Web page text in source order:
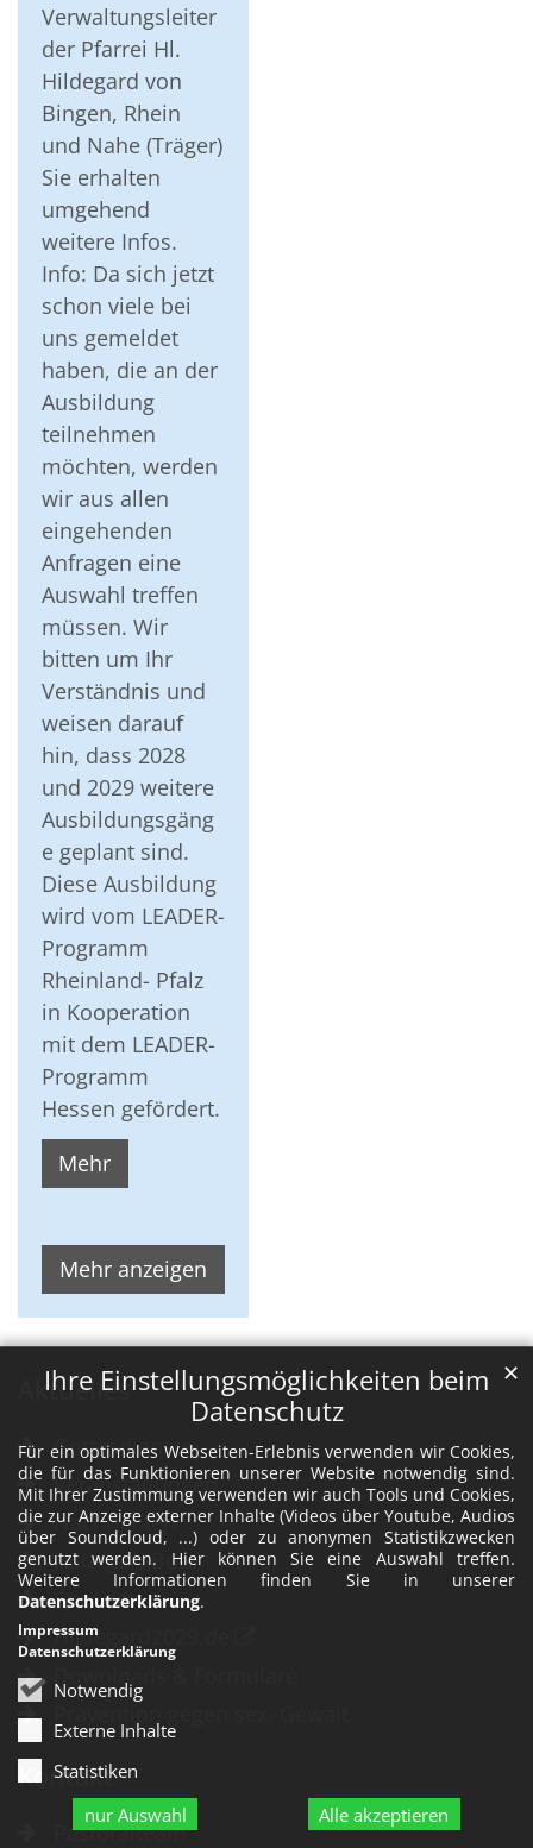
Ihre Einstellungsmöglichkeiten beim
Datenschutz
Für ein optimales Webseiten-Erlebnis verwenden wir Cookies,
die für das Funktionieren unserer Website notwendig sind.
Mit Ihrer Zustimmung verwenden wir auch Tools und Cookies,
die zur Anzeige externer Inhalte (Videos über Youtube, Audios
über Soundcloud, ...) oder zu anonymen Statistikzwecken
genutzt werden. Hier können Sie eine Auswahl treffen.
Weitere Informationen finden Sie in unserer
Datenschutzerklärung.
Notwendig
Externe Inhalte
Statistiken
nur Auswahl
Alle akzeptieren
✕
Impressum
Datenschutzerklärung
Verwaltungsleiter
der Pfarrei Hl.
Hildegard von
Bingen, Rhein
und Nahe (Träger)
Sie erhalten
umgehend
weitere Infos.
Info: Da sich jetzt
schon viele bei
uns gemeldet
haben, die an der
Ausbildung
teilnehmen
möchten, werden
wir aus allen
eingehenden
Anfragen eine
Auswahl treffen
müssen. Wir
bitten um Ihr
Verständnis und
weisen darauf
hin, dass 2028
und 2029 weitere
Ausbildungsgäng
e geplant sind.
Diese Ausbildung
wird vom LEADER-
Programm
Rheinland- Pfalz
in Kooperation
mit dem LEADER-
Programm
Hessen gefördert.
Mehr
Mehr anzeigen
Aktuelles
Gottesdienste
Veranstaltungen
Nachrichten
HildegardBote
Spenden
Hildegard2029.de
Downloads & Formulare
Kontakt
Pastoralteam